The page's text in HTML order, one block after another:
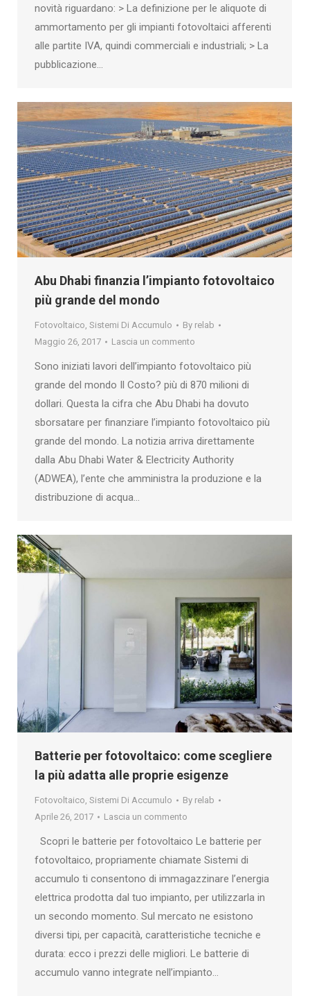
novità riguardano: > La definizione per le aliquote di
ammortamento per gli impianti fotovoltaici afferenti
alle partite IVA, quindi commerciali e industriali; > La
pubblicazione…
Abu Dhabi finanzia l’impianto fotovoltaico
più grande del mondo
Fotovoltaico Sistemi Di Accumulo By relab
Maggio 26, 2017
Lascia un commento
Sono iniziati lavori dell’impianto fotovoltaico più
grande del mondo Il Costo? più di 870 milioni di
dollari. Questa la cifra che Abu Dhabi ha dovuto
sborsatare per finanziare l’impianto fotovoltaico più
grande del mondo. La notizia arriva direttamente
dalla Abu Dhabi Water & Electricity Authority
(ADWEA), l’ente che amministra la produzione e la
distribuzione di acqua…
Batterie per fotovoltaico: come scegliere
la più adatta alle proprie esigenze
Fotovoltaico Sistemi Di Accumulo By relab
Aprile 26, 2017
Lascia un commento
Scopri le batterie per fotovoltaico Le batterie per
fotovoltaico, propriamente chiamate Sistemi di
accumulo ti consentono di immagazzinare l’energia
elettrica prodotta dal tuo impianto, per utilizzarla in
un secondo momento. Sul mercato ne esistono
diversi tipi, per capacità, caratteristiche tecniche e
durata: ecco i prezzi delle migliori. Le batterie di
accumulo vanno integrate nell’impianto…